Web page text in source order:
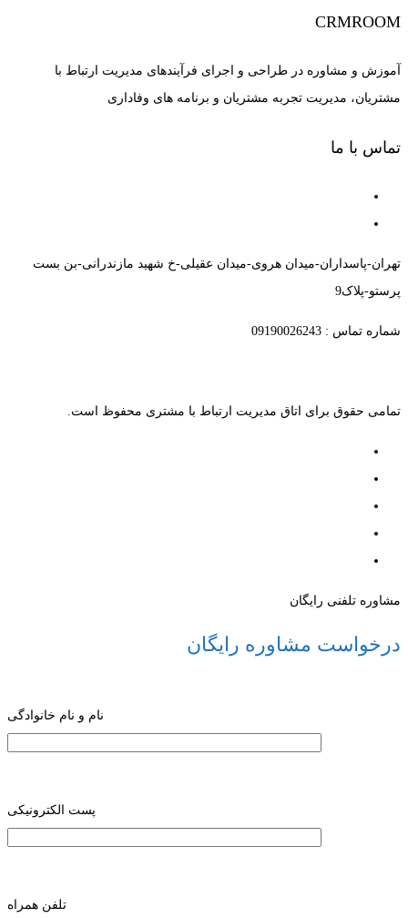
CRMROOM
آموزش و مشاوره در طراحی و اجرای فرآیندهای مدیریت ارتباط با
مشتریان، مدیریت تجربه مشتریان و برنامه های وفاداری
تماس با ما
تهران-پاسداران-میدان هروی-میدان عقیلی-خ شهید مازندرانی-بن بست
پرستو-پلاک9
شماره تماس : 09190026243
تمامی حقوق برای اتاق مدیریت ارتباط با مشتری محفوظ است.
مشاوره تلفنی رایگان
درخواست مشاوره رایگان
نام و نام خانوادگی
پست الکترونیکی
تلفن همراه